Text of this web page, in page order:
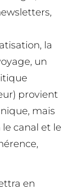
la
un
provient
mais
canal et le
en